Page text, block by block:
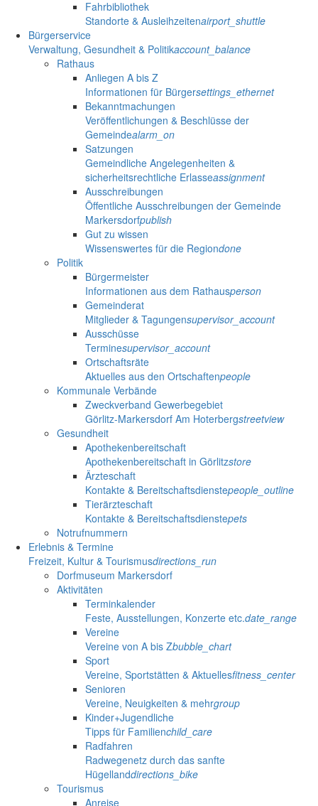
Fahrbibliothek
Standorte & Ausleihzeitenairport_shuttle
Bürgerservice
Verwaltung, Gesundheit & Politikaccount_balance
Rathaus
Anliegen A bis Z
Informationen für Bürgersettings_ethernet
Bekanntmachungen
Veröffentlichungen & Beschlüsse der
Gemeindealarm_on
Satzungen
Gemeindliche Angelegenheiten &
sicherheitsrechtliche Erlasseassignment
Ausschreibungen
Öffentliche Ausschreibungen der Gemeinde
Markersdorfpublish
Gut zu wissen
Wissenswertes für die Regiondone
Politik
Bürgermeister
Informationen aus dem Rathausperson
Gemeinderat
Mitglieder & Tagungensupervisor_account
Ausschüsse
Terminesupervisor_account
Ortschaftsräte
Aktuelles aus den Ortschaftenpeople
Kommunale Verbände
Zweckverband Gewerbegebiet
Görlitz-Markersdorf Am Hoterbergstreetview
Gesundheit
Apothekenbereitschaft
Apothekenbereitschaft in Görlitzstore
Ärzteschaft
Kontakte & Bereitschaftsdienstepeople_outline
Tierärzteschaft
Kontakte & Bereitschaftsdienstepets
Notrufnummern
Erlebnis & Termine
Freizeit, Kultur & Tourismusdirections_run
Dorfmuseum Markersdorf
Aktivitäten
Terminkalender
Feste, Ausstellungen, Konzerte etc.date_range
Vereine
Vereine von A bis Zbubble_chart
Sport
Vereine, Sportstätten & Aktuellesfitness_center
Senioren
Vereine, Neuigkeiten & mehrgroup
Kinder+Jugendliche
Tipps für Familienchild_care
Radfahren
Radwegenetz durch das sanfte
Hügellanddirections_bike
Tourismus
Anreise